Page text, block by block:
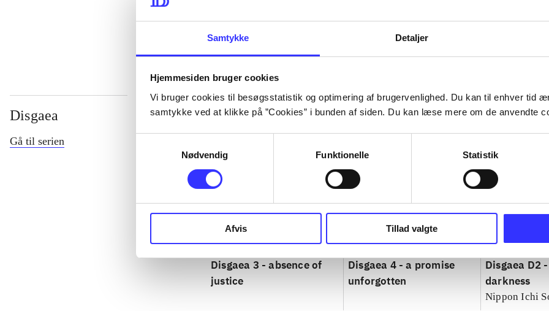
Samtykke Detaljer
Hjemmesiden bruger cookies
Vi bruger cookies til besøgsstatistik og optimering af brugervenlighed. Du kan til enhver tid
samtykke ved at klikke på ”Cookies” i bunden af siden. Du kan læse mere om de anvendte
Nødvendig
Funktionelle Statistik
Afvis Tillad valgte
...
Disgaea
Gå til serien
Disgaea 3 - absence of
justice
Disgaea 4 - a promise
unforgotten
Disgaea D2
darkness
Nippon Ichi